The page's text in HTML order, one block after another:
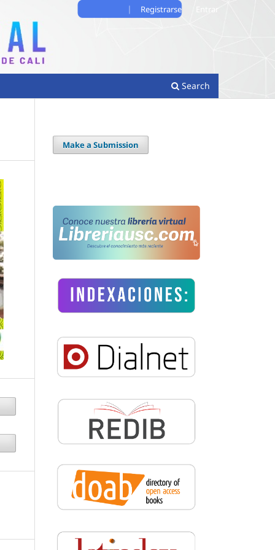
Search
Registrarse
Make a Submission